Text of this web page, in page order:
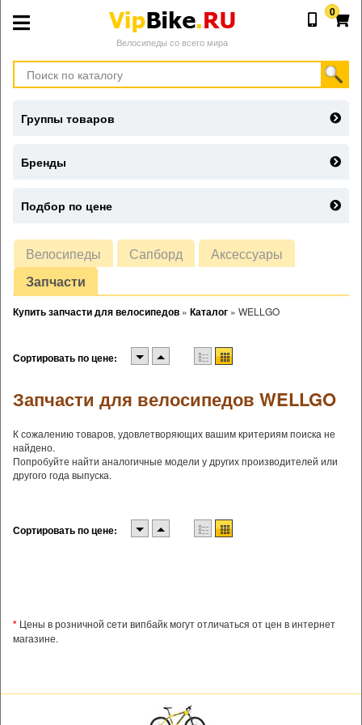
Велосипеды со всего мира
0
Велосипеды Сапборд
Аксессуары
Запчасти
Купить запчасти для велосипедов » Каталог » WELLGO
Сортировать по цене:
Запчасти для велосипедов WELLGO
К сожалению товаров, удовлетворяющих вашим критериям поиска не
найдено.
Попробуйте найти аналогичные модели у других производителей или
другого года выпуска.
Сортировать по цене:
* Цены в розничной сети випбайк могут отличаться от цен в интернет
магазине.
Группы товаров
Бренды
Подбор по цене